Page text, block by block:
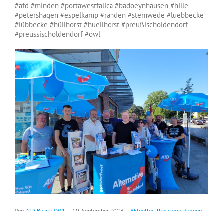
#afd #minden #portawestfalica #badoeynhausen #hille
#petershagen #espelkamp #rahden #stemwede #luebbecke
#lübbecke #hüllhorst #huellhorst #preußischoldendorf
#preussischoldendorf #owl